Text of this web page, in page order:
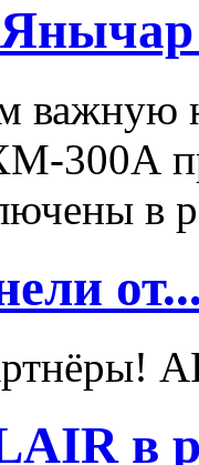
важную
300А
в
в